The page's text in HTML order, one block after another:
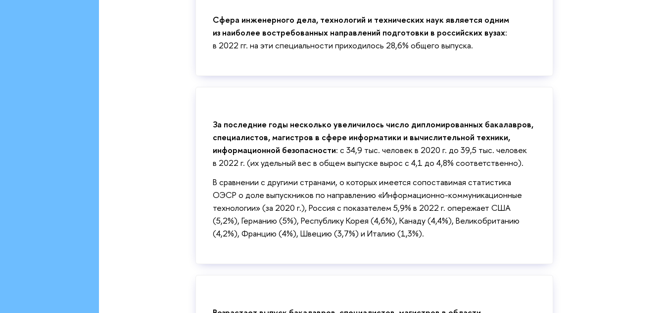
Сфера инженерного дела, технологий и технических наук является одним
из наиболее востребованных направлений подготовки в российских вузах:
в 2022 гг. на эти специальности приходилось 28,6% общего выпуска.
За последние годы несколько увеличилось число дипломированных бакалавров,
специалистов, магистров в сфере информатики и вычислительной техники,
информационной безопасности: с 34,9 тыс. человек в 2020 г. до 39,5 тыс. человек
в 2022 г. (их удельный вес в общем выпуске вырос с 4,1 до 4,8% соответственно).
В сравнении с другими странами, о которых имеется сопоставимая статистика
ОЭСР о доле выпускников по направлению «Информационно-коммуникационные
технологии» (за 2020 г.), Россия с показателем 5,9% в 2022 г. опережает США
(5,2%), Германию (5%), Республику Корея (4,6%), Канаду (4,4%), Великобританию
(4,2%), Францию (4%), Швецию (3,7%) и Италию (1,3%).